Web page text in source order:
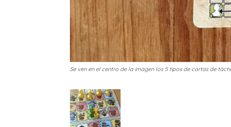
Se ven en el centro de la imagen los 5 tipos de cartas de